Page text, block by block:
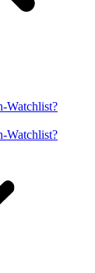
Watchlist?
Watchlist?